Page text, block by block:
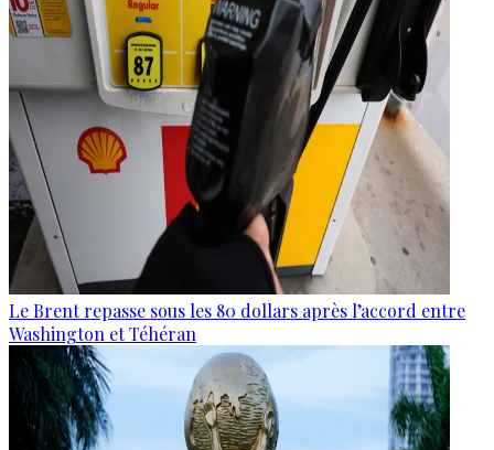
Le Brent repasse sous les 80 dollars après l’accord entre
Washington et Téhéran